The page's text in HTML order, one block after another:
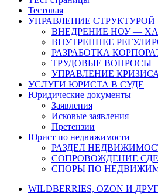
Тестовая
УПРАВЛЕНИЕ СТРУКТУРОЙ
ВНЕДРЕНИЕ НОУ —
ВНУТРЕННЕЕ
РАЗРАБОТКА
ТРУДОВЫЕ ВОПРОСЫ
УПРАВЛЕНИЕ
УСЛУГИ ЮРИСТА В СУДЕ
Юридические документы
Заявления
Исковые заявления
Претензии
Юрист по недвижимости
РАЗДЕЛ
СОПРОВОЖДЕНИЕ
СПОРЫ ПО
WILDBERRIES, OZON И